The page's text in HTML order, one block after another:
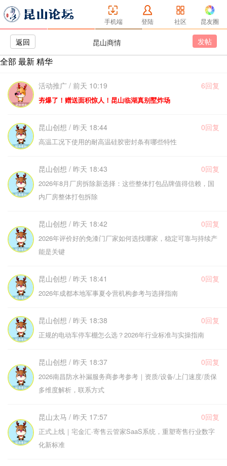
手机端 登陆 社区 昆友圈
返回 昆山商情 发帖
全部 最新精华
活动推广 / 前天 10:19 6回复
夯爆了！赠送面积惊人！昆山临湖真别墅炸场
昆山创想 / 昨天 18:44 0回复
高温工况下使用的耐高温硅胶密封条有哪些特性
昆山创想 / 昨天 18:43 0回复
2026年8月厂房拆除新选择：这些整体打包品牌值得信赖，国
内厂房整体打包拆除
昆山创想 / 昨天 18:42 0回复
2026年评价好的免漆门厂家如何选找哪家，稳定可靠与持续产
能是关键
昆山创想 / 昨天 18:41 0回复
2026年成都本地军事夏令营机构参考与选择指南
昆山创想 / 昨天 18:38 0回复
正规的电动车停车棚怎么选？2026年行业标准与实操指南
昆山创想 / 昨天 18:37 0回复
2026南昌防水补漏服务商参考参考｜资质/设备/上门速度/质保
多维度解析，联系方式
昆山太马 / 昨天 17:57 0回复
正式上线｜宅金汇·寄售云管家SaaS系统，重塑寄售行业数字
化新标准